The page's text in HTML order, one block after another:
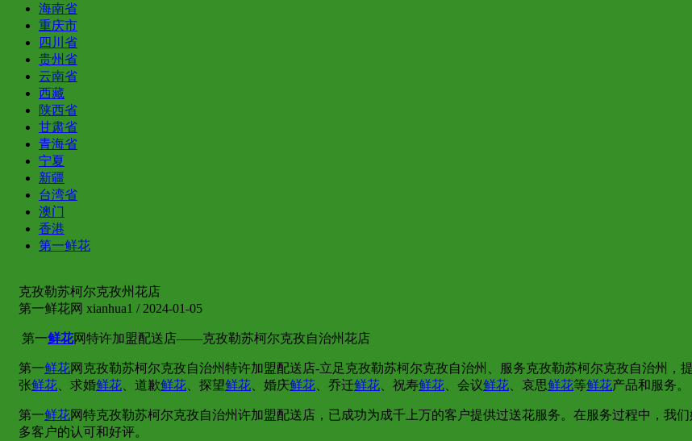
海南省
重庆市
四川省
贵州省
云南省
西藏
陕西省
甘肃省
青海省
宁夏
新疆
台湾省
澳门
香港
第一鲜花
克孜勒苏柯尔克孜州花店
第一鲜花网 xianhua1 / 2024-01-05
第一鲜花网特许加盟配送店——克孜勒苏柯尔克孜自治州花店
第一鲜花网克孜勒苏柯尔克孜自治州特许加盟配送店-立足克孜勒苏柯尔克孜自治州、服务克孜勒苏柯尔克孜自治州，
张鲜花 、求婚鲜花 、道歉鲜花 、探望鲜花 、婚庆鲜花 、乔迁鲜花 、祝寿鲜花 、会议鲜花 、哀思鲜花等鲜花产品和服务。
第一鲜花网特克孜勒苏柯尔克孜自治州许加盟配送店，已成功为成千上万的客户提供过送花服务。在服务过程中，我
多客户的认可和好评。